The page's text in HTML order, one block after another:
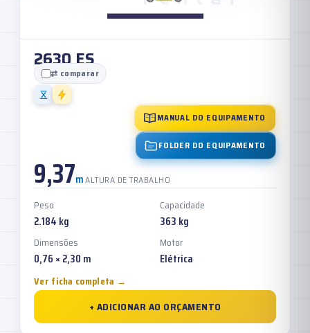
2630 ES
⇄ comparar
MANUAL DO EQUIPAMENTO
FOLDER DO EQUIPAMENTO
9,37mALTURA DE TRABALHO
Peso
2.184 kg
Capacidade
363 kg
Dimensões
0,76 × 2,30 m
Motor
Elétrica
Ver ficha completa →
+ ADICIONAR AO ORÇAMENTO